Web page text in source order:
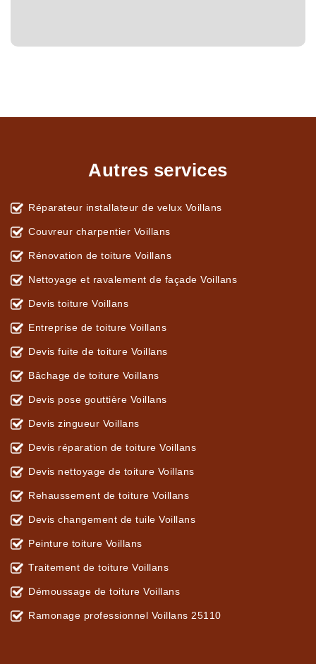
Autres services
Réparateur installateur de velux Voillans
Couvreur charpentier Voillans
Rénovation de toiture Voillans
Nettoyage et ravalement de façade Voillans
Devis toiture Voillans
Entreprise de toiture Voillans
Devis fuite de toiture Voillans
Bâchage de toiture Voillans
Devis pose gouttière Voillans
Devis zingueur Voillans
Devis réparation de toiture Voillans
Devis nettoyage de toiture Voillans
Rehaussement de toiture Voillans
Devis changement de tuile Voillans
Peinture toiture Voillans
Traitement de toiture Voillans
Démoussage de toiture Voillans
Ramonage professionnel Voillans 25110